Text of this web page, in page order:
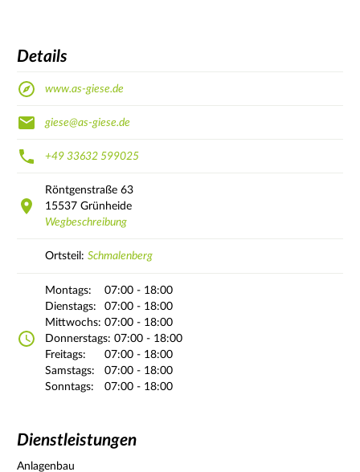
Details
www.as-giese.de
giese@as-giese.de
+49 33632 599025
Röntgenstraße 63
15537 Grünheide
Wegbeschreibung
Ortsteil: Schmalenberg
Montags:
07:00 - 18:00
Dienstags:
07:00 - 18:00
Mittwochs: 07:00 - 18:00
Donnerstags: 07:00 - 18:00
Freitags:
07:00 - 18:00
Samstags:
07:00 - 18:00
Sonntags:
07:00 - 18:00
Dienstleistungen
Anlagenbau